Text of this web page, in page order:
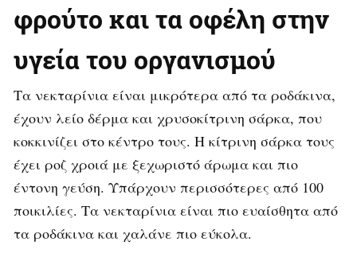
φρούτο και τα οφέλη στην
υγεία του οργανισμού
Τα νεκταρίνια είναι μικρότερα από τα ροδάκινα,
έχουν λείο δέρμα και χρυσοκίτρινη σάρκα, που
κοκκινίζει στο κέντρο τους. Η κίτρινη σάρκα τους
έχει ροζ χροιά με ξεχωριστό άρωμα και πιο
έντονη γεύση. Υπάρχουν περισσότερες από 100
ποικιλίες. Τα νεκταρίνια είναι πιο ευαίσθητα από
τα ροδάκινα και χαλάνε πιο εύκολα.